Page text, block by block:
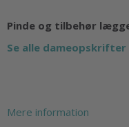
Pinde og tilbehør
Se alle
Mere information